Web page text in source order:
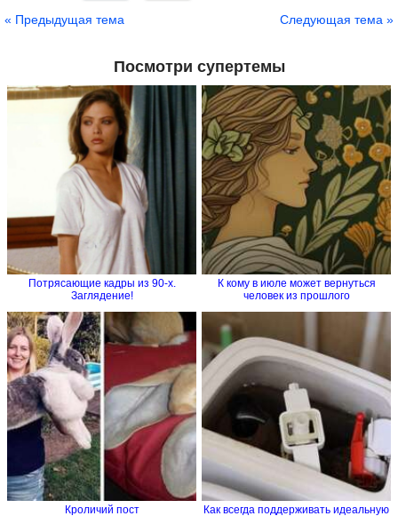
« Предыдущая тема Следующая тема »
Посмотри супертемы
Потрясающие кадры из 90-х.
Заглядение!
К кому в июле может вернуться
человек из прошлого
Кроличий пост
Как всегда поддерживать идеальную